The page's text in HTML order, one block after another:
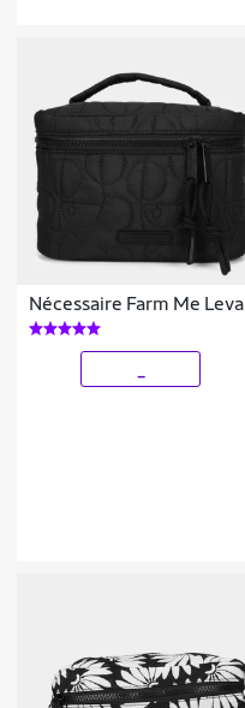
Nécessaire Farm Me Leva